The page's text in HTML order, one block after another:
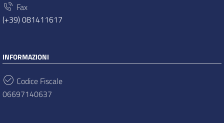
Fax
(+39) 081411617
INFORMAZIONI
Codice Fiscale
06697140637